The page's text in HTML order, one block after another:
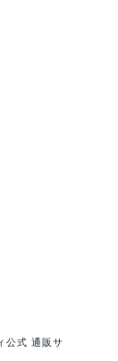
公式 通販サ